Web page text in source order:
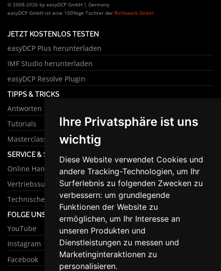
Ihre Privatsphäre ist uns
wichtig
Diese Website verwendet Cookies und
andere Tracking-Technologien, um Ihr
Surferlebnis zu folgenden Zwecken zu
verbessern: um grundlegende
Funktionen der Website zu
ermöglichen, um Ihr Interesse an
unseren Produkten und
Dienstleistungen zu messen und
Marketinginteraktionen zu
personalisieren.
© 2008-2026 by easyDCP GmbH | Germany
easyDCP GmbH ist eine 100%ige Tochter der Richtwerk GmbH
JETZT KOSTENLOS TESTEN
easyDCP Plus herunterladen
IMF Studio herunterladen
easyDCP Resolve Plugin
TIPPS & TRICKS
Antworten zu häufigen Fragen
Tutorials
Masterclass
SERVICE & SUPPORT
Online Handbuch
Vertriebssupport
Technischer Support
FOLGE UNS
YouTube
Instagram
Facebook